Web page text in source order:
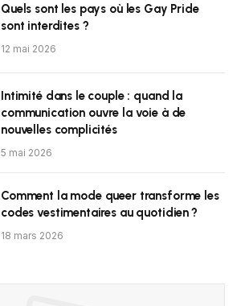
Quels sont les pays où les Gay Pride
sont interdites ?
12 mai 2026
Intimité dans le couple : quand la
communication ouvre la voie à de
nouvelles complicités
5 mai 2026
Comment la mode queer transforme les
codes vestimentaires au quotidien ?
18 mars 2026